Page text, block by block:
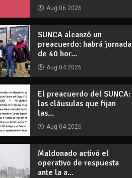
Aug 06 2026
SUNCA alcanzó un
preacuerdo: habrá jornada
de 40 hor...
Aug 04 2026
El preacuerdo del SUNCA:
las cláusulas que fijan
las...
Aug 04 2026
Maldonado activó el
operativo de respuesta
ante la a...